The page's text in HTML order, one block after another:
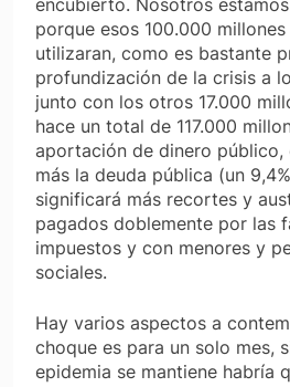
porque esos 100.000
utilizaran, como es bastante
profundización de la crisis a
junto con los otros 17.000
hace un total de 117.000
aportación de dinero público,
más la deuda pública (un
significará más recortes y
pagados doblemente por las
impuestos y con menores y
sociales.
Hay varios aspectos a
choque es para un solo mes,
epidemia se mantiene habría